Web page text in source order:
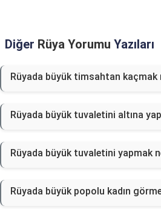
Diğer Rüya Yorumu Yazıları
Rüyada büyük timsahtan kaçmak
Rüyada büyük tuvaletini altına
Rüyada büyük tuvaletini yapmak
Rüyada büyük popolu kadın